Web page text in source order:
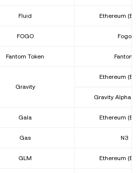
Fluid Ethereum
FOGO Fogo
Fantom Token Fantom
Gravity
Ethereum
Gravity Alpha
Gala Ethereum
Gas N3
GLM Ethereum